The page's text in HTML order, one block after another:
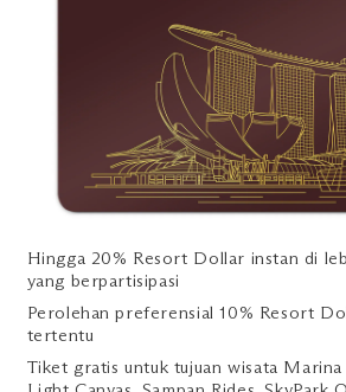
Hingga 20% Resort Dollar instan di
yang berpartisipasi
Perolehan preferensial 10% Resort
tertentu
Tiket gratis untuk tujuan wisata